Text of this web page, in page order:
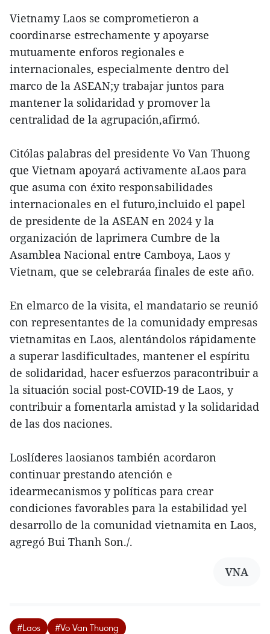
Vietnamy Laos se comprometieron a
coordinarse estrechamente y apoyarse
mutuamente enforos regionales e
internacionales, especialmente dentro del
marco de la ASEAN;y trabajar juntos para
mantener la solidaridad y promover la
centralidad de la agrupación,afirmó.
Citólas palabras del presidente Vo Van Thuong
que Vietnam apoyará activamente aLaos para
que asuma con éxito responsabilidades
internacionales en el futuro,incluido el papel
de presidente de la ASEAN en 2024 y la
organización de laprimera Cumbre de la
Asamblea Nacional entre Camboya, Laos y
Vietnam, que se celebraráa finales de este año.
En elmarco de la visita, el mandatario se reunió
con representantes de la comunidady empresas
vietnamitas en Laos, alentándolos rápidamente
a superar lasdificultades, mantener el espíritu
de solidaridad, hacer esfuerzos paracontribuir a
la situación social post-COVID-19 de Laos, y
contribuir a fomentarla amistad y la solidaridad
de las dos naciones.
Loslíderes laosianos también acordaron
continuar prestando atención e
idearmecanismos y políticas para crear
condiciones favorables para la estabilidad yel
desarrollo de la comunidad vietnamita en Laos,
agregó Bui Thanh Son./.
VNA
#Laos #Vo Van Thuong